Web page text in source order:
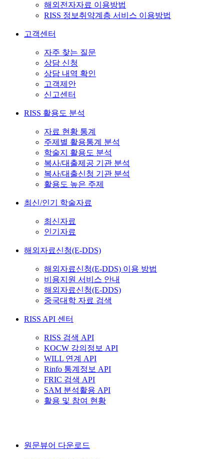
해외전자자료 이용방법
RISS 정보취약계층 서비스 이용방법
고객센터
자주 찾는 질문
상담 신청
상담 내역 확인
고객제안
신고센터
RISS 활용도 분석
자료 현황 통계
주제별 활용통계 분석
학술지 활용도 분석
복사/대출제공 기관 분석
복사/대출신청 기관 분석
활용도 높은 주제
최신/인기 학술자료
최신자료
인기자료
해외자료신청(E-DDS)
해외자료신청(E-DDS) 이용 방법
비용지원 서비스 안내
해외자료신청(E-DDS)
중국대학 자료 검색
RISS API 센터
RISS 검색 API
KOCW 강의정보 API
WILL 연계 API
Rinfo 통계정보 API
FRIC 검색 API
SAM 분석활용 API
활용 및 참여 현황
원문뷰어 다운로드